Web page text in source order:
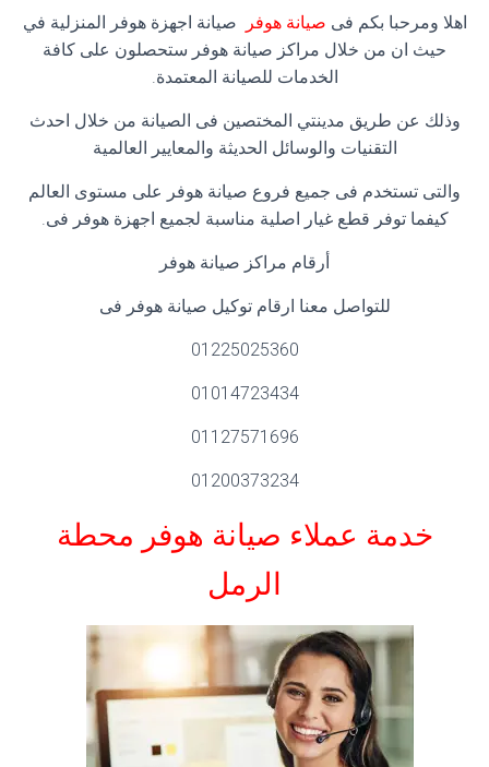
اهلا ومرحبا بكم فى صيانة هوفر صيانة اجهزة هوفر المنزلية في
حيث ان من خلال مراكز صيانة هوفر ستحصلون على كافة
الخدمات للصيانة المعتمدة.
وذلك عن طريق مدينتي المختصين فى الصيانة من خلال احدث
التقنيات والوسائل الحديثة والمعايير العالمية
والتى تستخدم فى جميع فروع صيانة هوفر على مستوى العالم
كيفما توفر قطع غيار اصلية مناسبة لجميع اجهزة هوفر فى.
أرقام مراكز صيانة هوفر
للتواصل معنا ارقام توكيل صيانة هوفر فى
01225025360
01014723434
01127571696
01200373234
خدمة عملاء صيانة هوفر محطة
الرمل